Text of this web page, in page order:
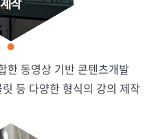
한 동영상 기반 콘텐츠개발
등 다양한 형식의 강의 제작